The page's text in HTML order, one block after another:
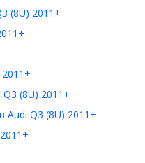
(8U) 2011+
(8U) 2011+
Audi Q3 (8U) 2011+